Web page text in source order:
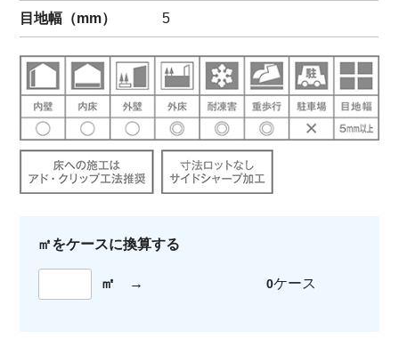
目地幅（mm） 5
㎡をケースに換算する
㎡ → 0ケース